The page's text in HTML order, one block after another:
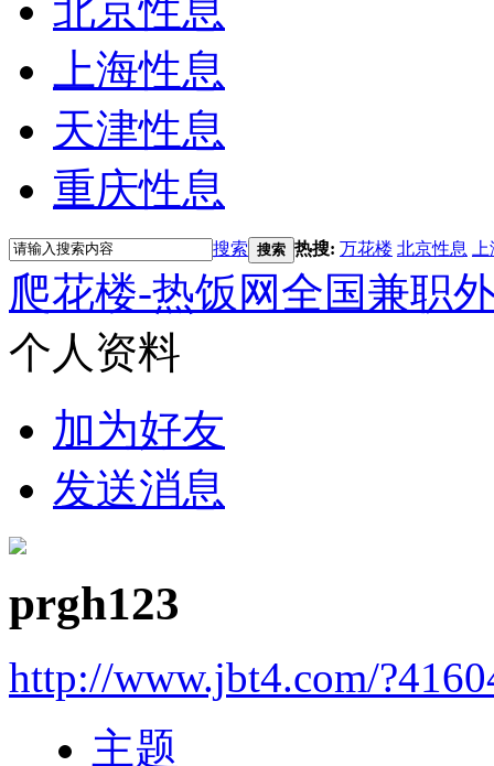
北京性息
上海性息
天津性息
重庆性息
搜索 搜索 热搜: 万花楼 北京性息
爬花楼-热饭网全国兼职
个人资料
加为好友
发送消息
prgh123
http://www.jbt4.com/
主题